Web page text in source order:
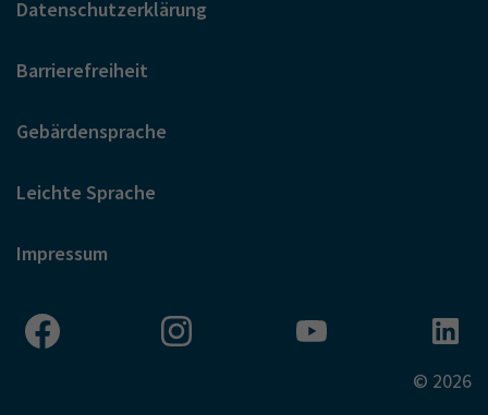
Datenschutzerklärung
Barrierefreiheit
Gebärdensprache
Leichte Sprache
Impressum
© 2026